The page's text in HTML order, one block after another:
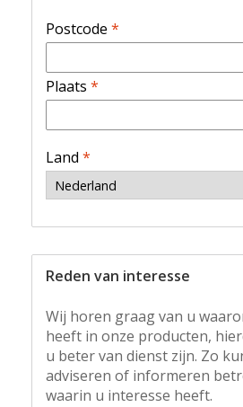
Postcode *
Plaats *
Land *
Reden van interesse
Wij horen graag van u
heeft in onze producten,
u beter van dienst zijn. Zo
adviseren of informeren
waarin u interesse heeft.